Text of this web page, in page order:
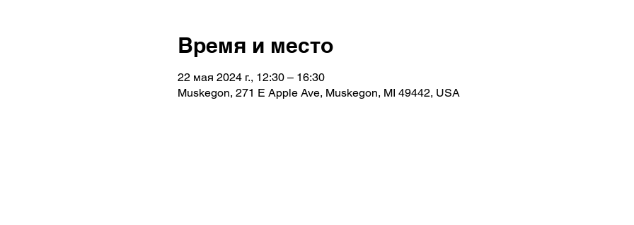
Время и место
22 мая 2024 г., 12:30 – 16:30
Muskegon, 271 E Apple Ave, Muskegon, MI 49442, USA